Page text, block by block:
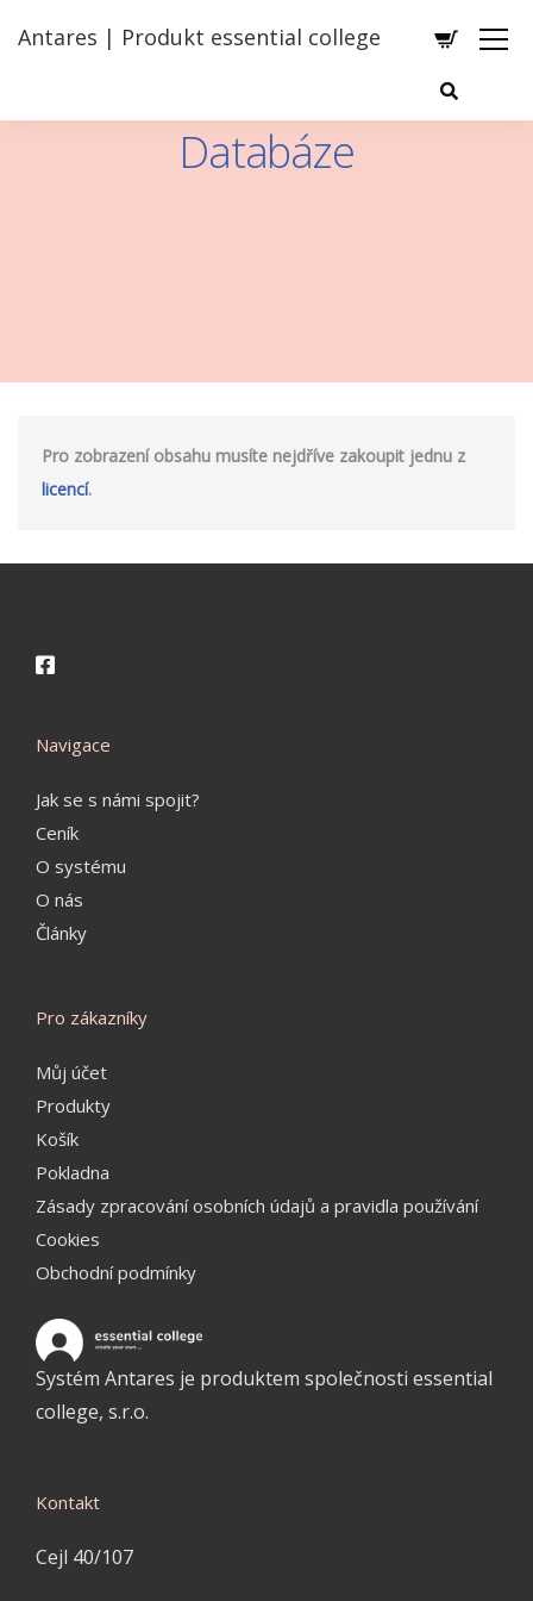
Antares | Produkt essential college
Databáze
Pro zobrazení obsahu musíte nejdříve zakoupit jednu z
licencí.
Navigace
Jak se s námi spojit?
Ceník
O systému
O nás
Články
Pro zákazníky
Můj účet
Produkty
Košík
Pokladna
Zásady zpracování osobních údajů a pravidla používání
Cookies
Obchodní podmínky
Systém Antares je produktem společnosti essential
college, s.r.o.
Kontakt
Cejl 40/107